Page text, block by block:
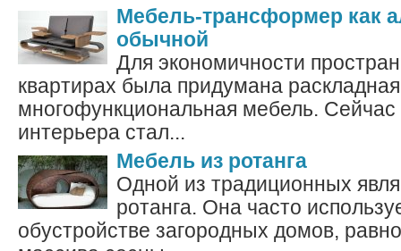
Мебель-трансформер как
обычной
Для экономичности
квартирах была придумана раскладная
многофункциональная мебель. Сейчас
интерьера стал...
Мебель из ротанга
Одной из традиционных
ротанга. Она часто
обустройстве загородных домов,